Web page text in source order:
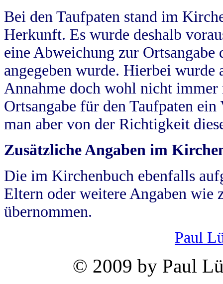
Bei den Taufpaten stand im
Herkunft. Es wurde deshalb
eine Abweichung zur
angegeben wurde. Hierbei wurde
Annahme doch wohl nicht
Ortsangabe für den Taufpaten
man aber von der Richtigkeit
Zusätzliche Angaben im
Die im Kirchenbuch ebenfalls
Eltern oder weitere Angaben wie
übernommen.
Paul
© 2009 by Paul